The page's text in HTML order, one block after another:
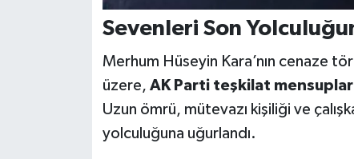
Sevenleri Son
Merhum Hüseyin Kara’nın cenaze
üzere, AK Parti teşkilat
Uzun ömrü, mütevazı kişiliği ve
yolculuğuna uğurlandı.